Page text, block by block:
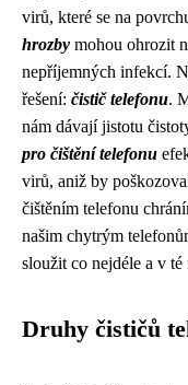
virů, které se na
hrozby mohou ohrozit
nepříjemných infekcí.
řešení: čistič telefonu.
nám dávají jistotu
pro čištění telefonu
virů, aniž by
čištěním telefonu
našim chytrým
sloužit co nejdéle a v
Druhy čističů